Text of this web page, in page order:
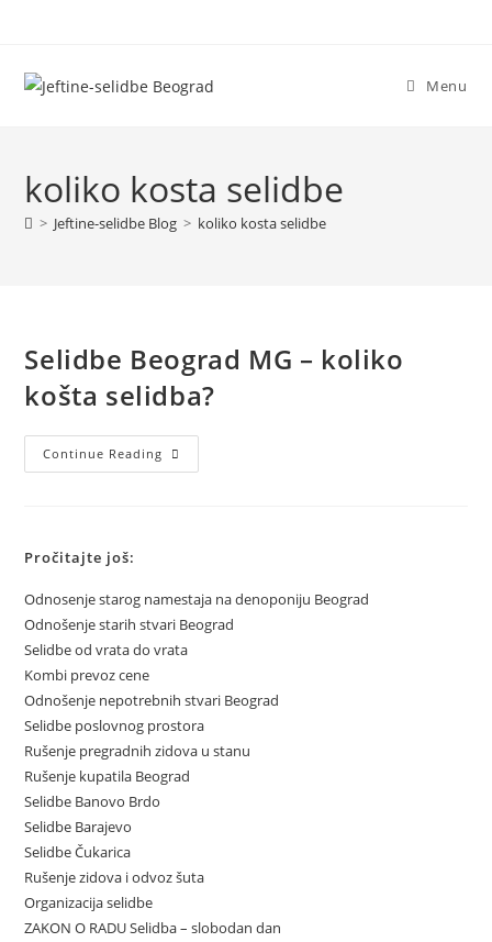
Menu
koliko kosta selidbe
> Jeftine-selidbe Blog > koliko kosta selidbe
Selidbe Beograd MG – koliko
košta selidba?
Continue Reading
Pročitajte još:
Odnosenje starog namestaja na denoponiju Beograd
Odnošenje starih stvari Beograd
Selidbe od vrata do vrata
Kombi prevoz cene
Odnošenje nepotrebnih stvari Beograd
Selidbe poslovnog prostora
Rušenje pregradnih zidova u stanu
Rušenje kupatila Beograd
Selidbe Banovo Brdo
Selidbe Barajevo
Selidbe Čukarica
Rušenje zidova i odvoz šuta
Organizacija selidbe
ZAKON O RADU Selidba – slobodan dan